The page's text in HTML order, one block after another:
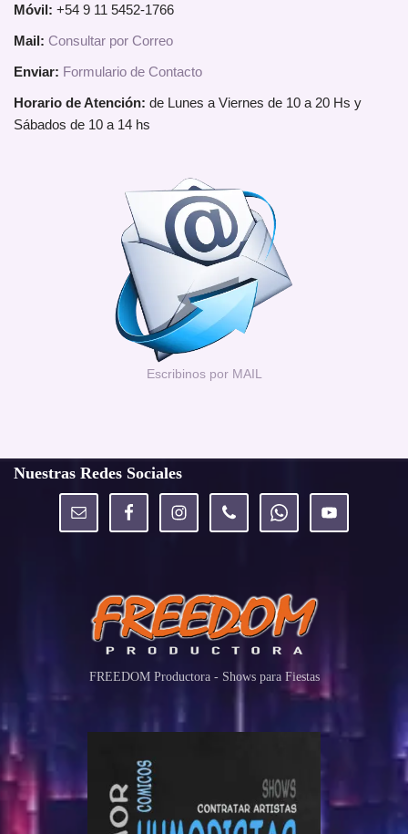
Móvil: +54 9 11 5452-1766
Mail: Consultar por Correo
Enviar: Formulario de Contacto
Horario de Atención: de Lunes a Viernes de 10 a 20 Hs y
Sábados de 10 a 14 hs
Escribinos por MAIL
Nuestras Redes Sociales
FREEDOM Productora - Shows para Fiestas